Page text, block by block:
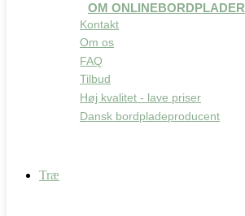
OM ONLINEBORDPLADER
Kontakt
Om os
FAQ
Tilbud
Høj kvalitet - lave priser
Dansk bordpladeproducent
Træ